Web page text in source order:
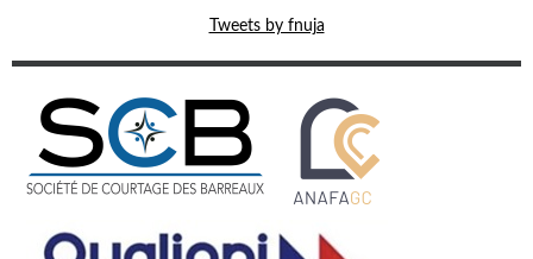
Tweets by fnuja